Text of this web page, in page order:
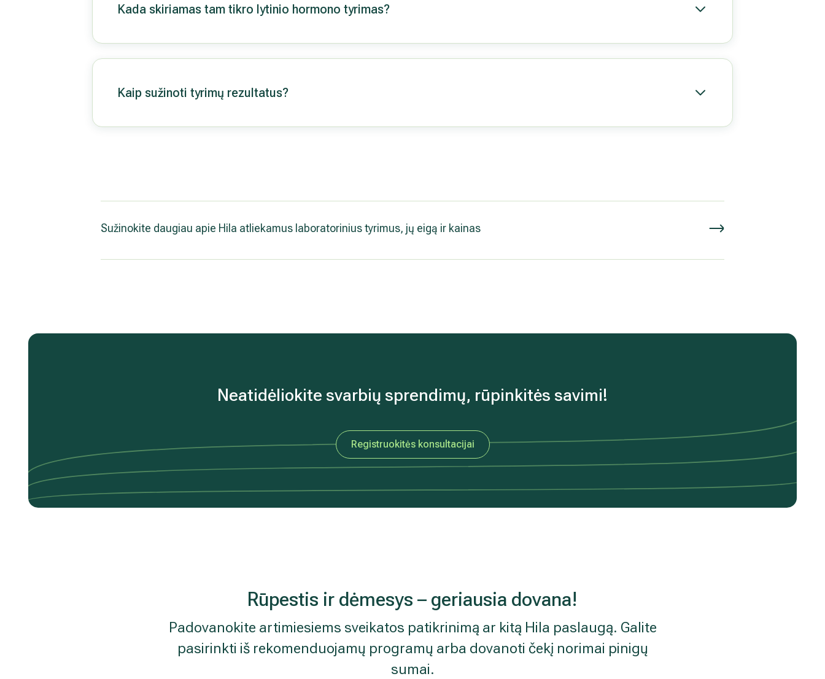
Kada skiriamas tam tikro lytinio hormono tyrimas?
Kaip sužinoti tyrimų rezultatus?
Sužinokite daugiau apie Hila atliekamus laboratorinius tyrimus, jų eigą ir kainas
Neatidėliokite svarbių sprendimų, rūpinkitės savimi!
Registruokitės konsultacijai
Rūpestis ir dėmesys – geriausia dovana!
Padovanokite artimiesiems sveikatos patikrinimą ar kitą Hila paslaugą. Galite
pasirinkti iš rekomenduojamų programų arba dovanoti čekį norimai pinigų
sumai.